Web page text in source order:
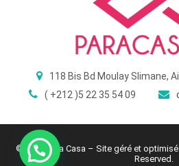
118 Bis Bd Moulay Slimane,
( +212 )5 22 35 54 09
© 2025 Para Casa – Site géré et
Reserved.